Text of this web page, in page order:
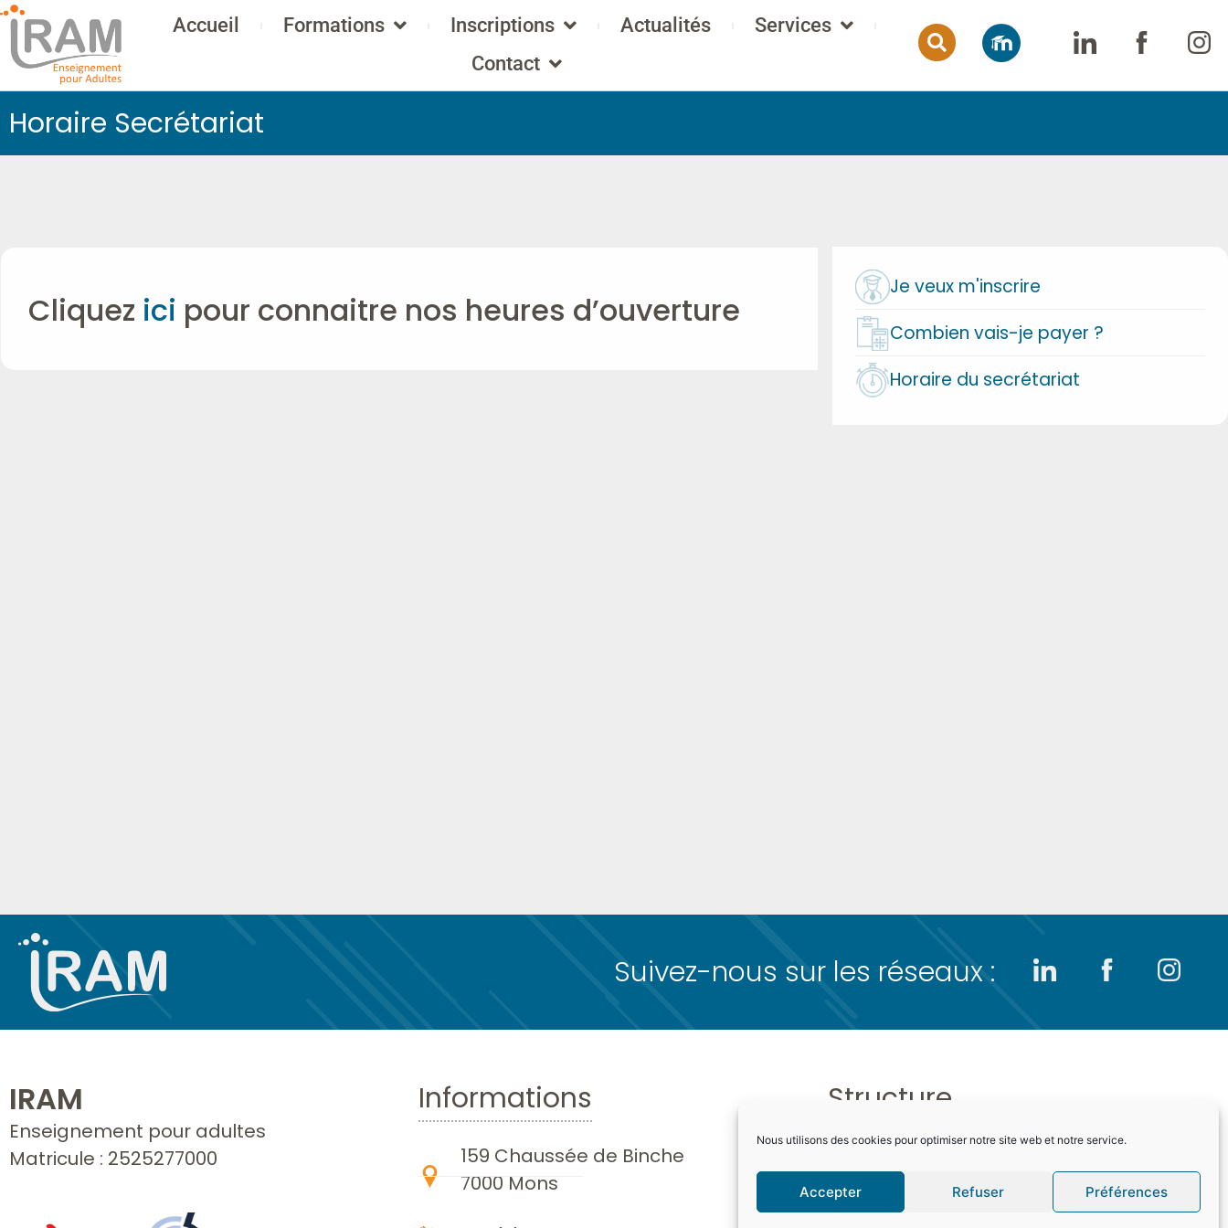
Nous utilisons des cookies pour optimiser notre site web et notre service.
Accepter Refuser Préférences
Accueil Formations Inscriptions Actualités
Services
Contact
Horaire Secrétariat
Cliquez ici pour connaitre nos heures d’ouverture
Je veux m'inscrire
Combien vais-je payer ?
Horaire du secrétariat
Suivez-nous sur les réseaux :
IRAM
Enseignement pour adultes
Matricule : 2525277000
Informations
159 Chaussée de Binche
7000 Mons
Structure
Formations
Inscriptions